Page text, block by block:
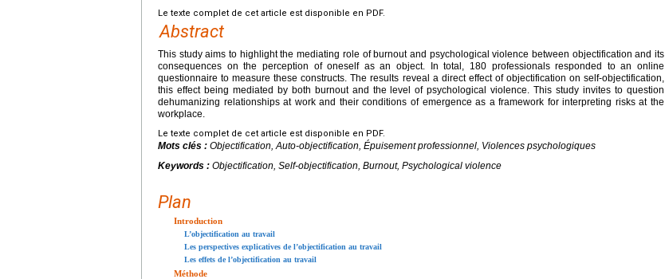
Le texte complet de cet article est disponible en PDF.
Abstract
This study aims to highlight the mediating role of burnout and psychological violence between objectification and its
consequences on the perception of oneself as an object. In total, 180 professionals responded to an online
questionnaire to measure these constructs. The results reveal a direct effect of objectification on self-objectification,
this effect being mediated by both burnout and the level of psychological violence. This study invites to question
dehumanizing relationships at work and their conditions of emergence as a framework for interpreting risks at the
workplace.
Le texte complet de cet article est disponible en PDF.
Mots clés : Objectification, Auto-objectification, Épuisement professionnel, Violences psychologiques
Keywords : Objectification, Self-objectification, Burnout, Psychological violence
Plan
Introduction
L’objectification au travail
Les perspectives explicatives de l’objectification au travail
Les effets de l’objectification au travail
Méthode